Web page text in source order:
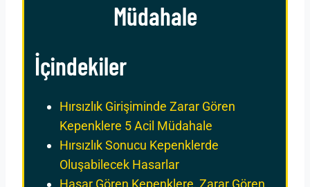
Müdahale
İçindekiler
Hırsızlık Girişiminde Zarar Gören
Kepenklere 5 Acil Müdahale
Hırsızlık Sonucu Kepenklerde
Oluşabilecek Hasarlar
Hasar Gören Kepenklere, Zarar Gören